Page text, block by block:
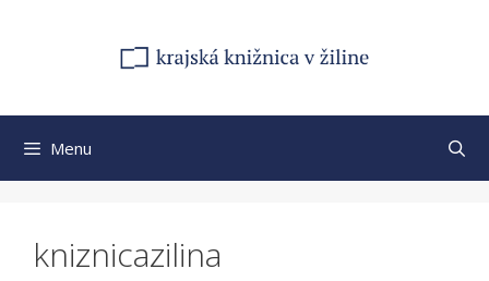
Menu
kniznicazilina